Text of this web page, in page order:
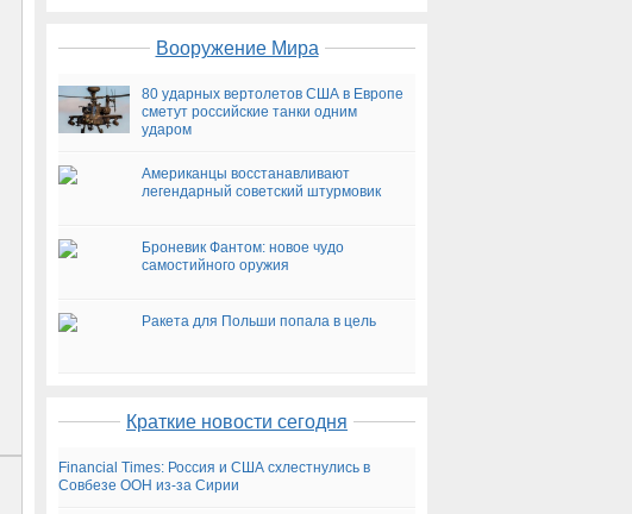
Вооружение Мира
80 ударных вертолетов США в Европе
сметут российские танки одним
ударом
Американцы восстанавливают
легендарный советский штурмовик
Броневик Фантом: новое чудо
самостийного оружия
Ракета для Польши попала в цель
Краткие новости сегодня
Financial Times: Россия и США схлестнулись в
Совбезе ООН из-за Сирии